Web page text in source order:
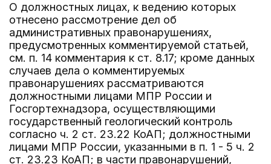
О должностных лицах, к ведению которых
отнесено рассмотрение дел об
административных правонарушениях,
предусмотренных комментируемой статьей,
см. п. 14 комментария к ст. 8.17; кроме данных
случаев дела о комментируемых
правонарушениях рассматриваются
должностными лицами МПР России и
Госгортехнадзора, осуществляющими
государственный геологический контроль
согласно ч. 2 ст. 23.22 КоАП; должностными
лицами МПР России, указанными в п. 1 - 5 ч. 2
ст. 23.23 КоАП; в части правонарушений,